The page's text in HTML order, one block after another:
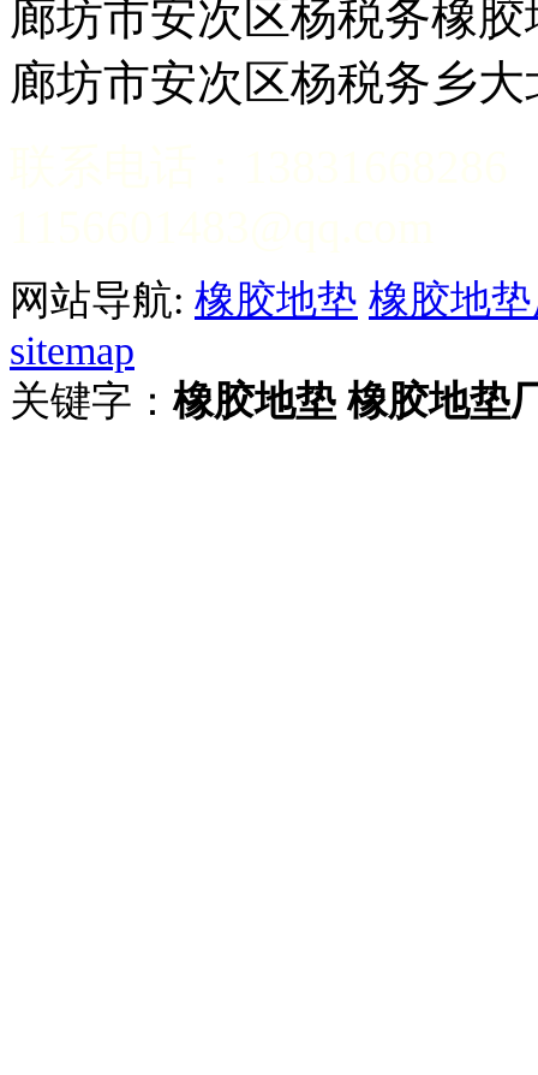
廊坊市安次区杨税
廊坊市安次区杨税务乡
网站导航: 橡胶地垫 橡胶地
sitemap
关键字：橡胶地垫 橡胶地垫